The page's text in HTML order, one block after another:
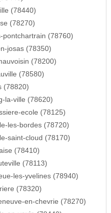
(78440)
(78270)
pontchartrain (78760)
josas (78350)
(78200)
(78580)
(78820)
la-ville (78620)
ecole (78125)
les-bordes (78720)
saint-cloud (78170)
(78410)
(78113)
les-yvelines (78940)
(78320)
en-chevrie (78270)